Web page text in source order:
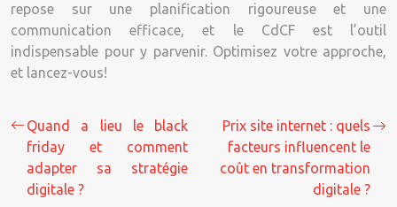
repose sur une planification rigoureuse et une
communication efficace, et le CdCF est l’outil
indispensable pour y parvenir. Optimisez votre approche,
et lancez-vous!
Quand a lieu le black
friday et comment
adapter sa stratégie
digitale ?
Prix site internet : quels
facteurs influencent le
coût en transformation
digitale ?